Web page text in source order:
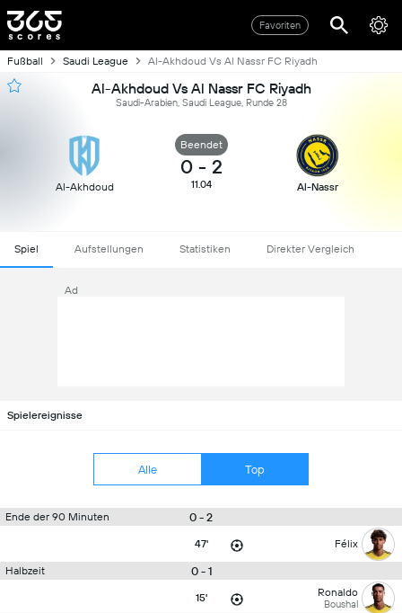
Favoriten
Fußball Saudi League Al-Akhdoud Vs Al Nassr FC Riyadh
Al-Akhdoud Vs Al Nassr FC Riyadh
Saudi-Arabien, Saudi League, Runde 28
Al-Akhdoud
Beendet
0 - 2
11.04 Al-Nassr
Spiel Aufstellungen Statistiken Direkter Vergleich
Ad
Spielereignisse
Alle Top
Ende der 90 Minuten 0 - 2
47' Félix
Halbzeit 0 - 1
15' Ronaldo
Boushal